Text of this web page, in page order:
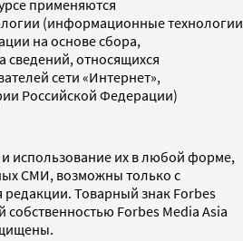
применяются
(информационные технологии
на основе сбора,
сведений, относящихся
сети «Интернет»,
Российской Федерации)
использование их в любой форме,
СМИ, возможны только с
Товарный знак Forbes
собственностью Forbes Media Asia